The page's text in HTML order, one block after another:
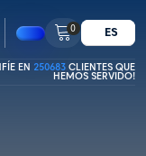
0 ES
EN 250683 CLIENTES QUE
HEMOS SERVIDO!